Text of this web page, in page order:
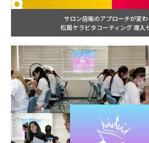
サロン店販のアプローチが変わ
松風ケラビタコーティング 導入